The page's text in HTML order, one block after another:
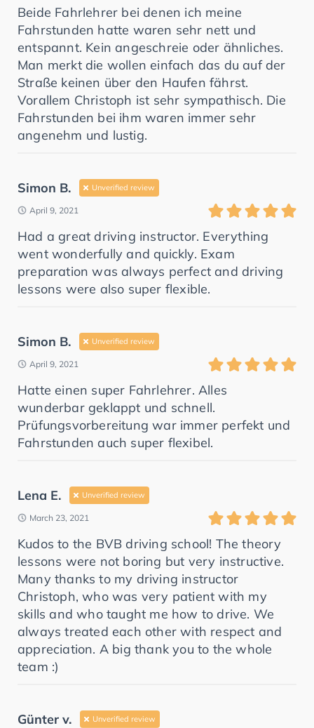
Beide Fahrlehrer bei denen ich meine
Fahrstunden hatte waren sehr nett und
entspannt. Kein angeschreie oder ähnliches.
Man merkt die wollen einfach das du auf der
Straße keinen über den Haufen fährst.
Vorallem Christoph ist sehr sympathisch. Die
Fahrstunden bei ihm waren immer sehr
angenehm und lustig.
Simon B. Unverified review
April 9, 2021
Had a great driving instructor. Everything
went wonderfully and quickly. Exam
preparation was always perfect and driving
lessons were also super flexible.
Simon B. Unverified review
April 9, 2021
Hatte einen super Fahrlehrer. Alles
wunderbar geklappt und schnell.
Prüfungsvorbereitung war immer perfekt und
Fahrstunden auch super flexibel.
Lena E. Unverified review
March 23, 2021
Kudos to the BVB driving school! The theory
lessons were not boring but very instructive.
Many thanks to my driving instructor
Christoph, who was very patient with my
skills and who taught me how to drive. We
always treated each other with respect and
appreciation. A big thank you to the whole
team :)
Günter v. Unverified review